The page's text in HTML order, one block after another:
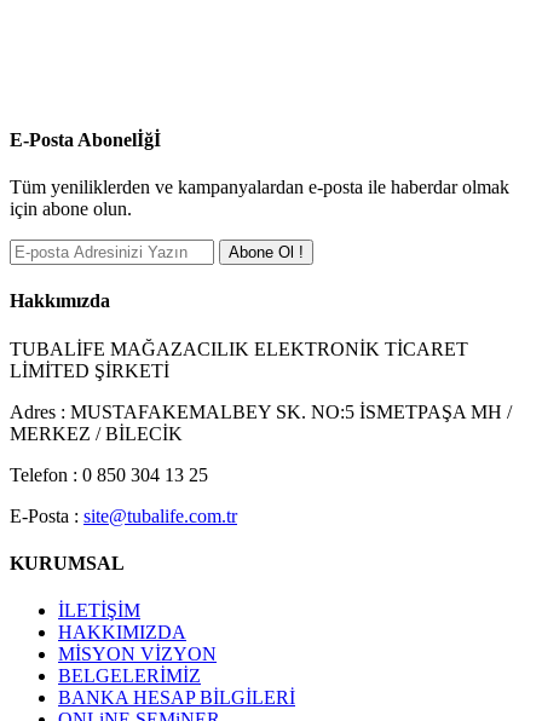
GÖNÜL KAHVESİ
TATLI PARK (1)
E-Posta Abonelİğİ
Tüm yeniliklerden ve kampanyalardan e-posta ile haberdar olmak
için abone olun.
Abone Ol !
Hakkımızda
TUBALİFE MAĞAZACILIK ELEKTRONİK TİCARET
LİMİTED ŞİRKETİ
Adres : MUSTAFAKEMALBEY SK. NO:5 İSMETPAŞA MH /
MERKEZ / BİLECİK
Telefon : 0 850 304 13 25
E-Posta : site@tubalife.com.tr
KURUMSAL
İLETİŞİM
HAKKIMIZDA
MİSYON VİZYON
BELGELERİMİZ
BANKA HESAP BİLGİLERİ